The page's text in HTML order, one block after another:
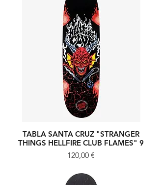
Vista rápida
TABLA SANTA CRUZ "STRANGER
THINGS HELLFIRE CLUB FLAMES" 9
Precio
120,00 €